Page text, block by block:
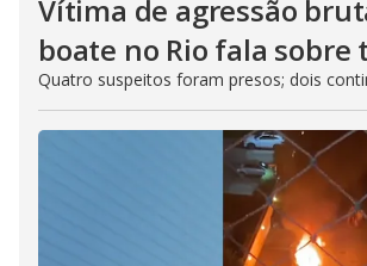
Vítima de agressão
boate no Rio fala sobre
Quatro suspeitos foram presos; dois